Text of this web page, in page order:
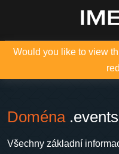
Would you like to view
Doména.events
Všechny základní